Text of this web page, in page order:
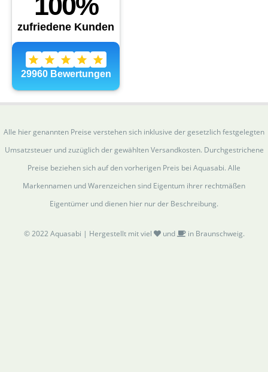
Alle hier genannten Preise verstehen sich inklusive der gesetzlich festgelegten
Umsatzsteuer und zuzüglich der gewählten Versandkosten. Durchgestrichene
Preise beziehen sich auf den vorherigen Preis bei Aquasabi. Alle
Markennamen und Warenzeichen sind Eigentum ihrer rechtmäßen
Eigentümer und dienen hier nur der Beschreibung.
© 2022 Aquasabi | Hergestellt mit viel und in Braunschweig.